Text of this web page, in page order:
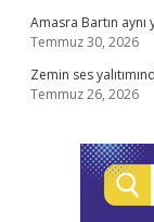
Amasra Bartın aynı
Temmuz 30, 2026
Zemin ses
Temmuz 26, 2026